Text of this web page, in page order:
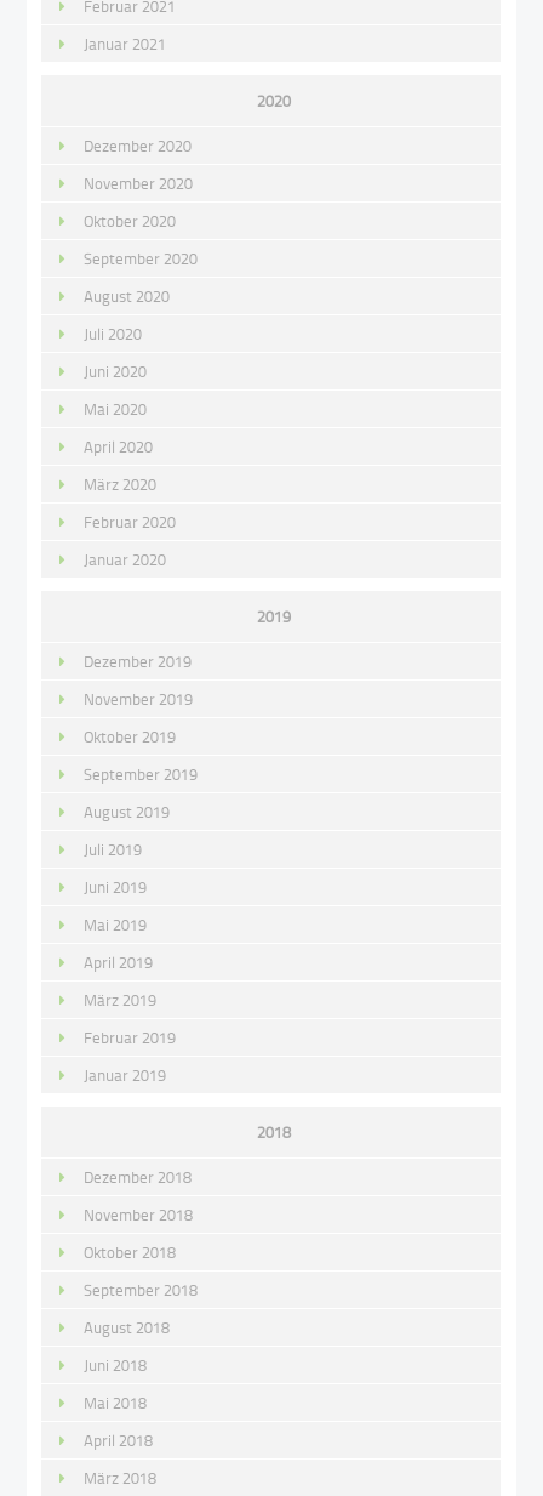
Februar 2021
Januar 2021
2020
Dezember 2020
November 2020
Oktober 2020
September 2020
August 2020
Juli 2020
Juni 2020
Mai 2020
April 2020
März 2020
Februar 2020
Januar 2020
2019
Dezember 2019
November 2019
Oktober 2019
September 2019
August 2019
Juli 2019
Juni 2019
Mai 2019
April 2019
März 2019
Februar 2019
Januar 2019
2018
Dezember 2018
November 2018
Oktober 2018
September 2018
August 2018
Juni 2018
Mai 2018
April 2018
März 2018